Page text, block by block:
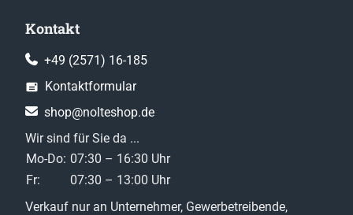
Kontakt
+49 (2571) 16-185
Kontaktformular
shop@nolteshop.de
Wir sind für Sie da ...
Mo-Do: 07:30 – 16:30 Uhr
Fr:
07:30 – 13:00 Uhr
Verkauf nur an Unternehmer, Gewerbetreibende,